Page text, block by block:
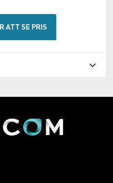
ATT SE PRIS